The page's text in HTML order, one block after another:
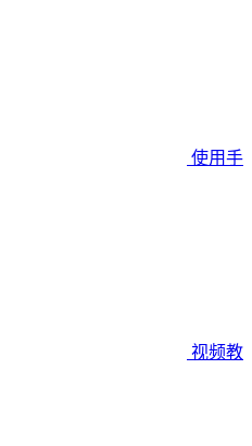
使用手
视频教